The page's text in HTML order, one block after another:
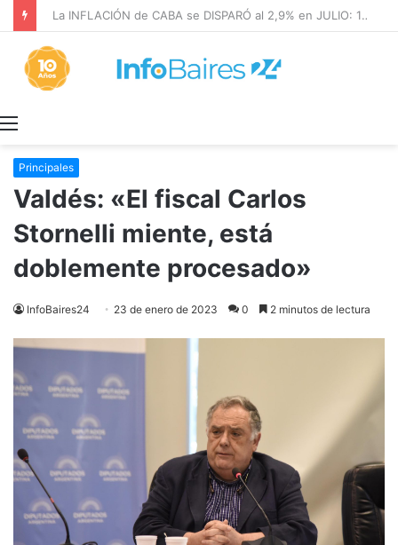
La INFLACIÓN de CABA se DISPARÓ al 2,9% en JULIO: 19,4% en 2026
Principales
Valdés: «El fiscal Carlos
Stornelli miente, está
doblemente procesado»
InfoBaires24 23 de enero de 2023 0 2 minutos de lectura